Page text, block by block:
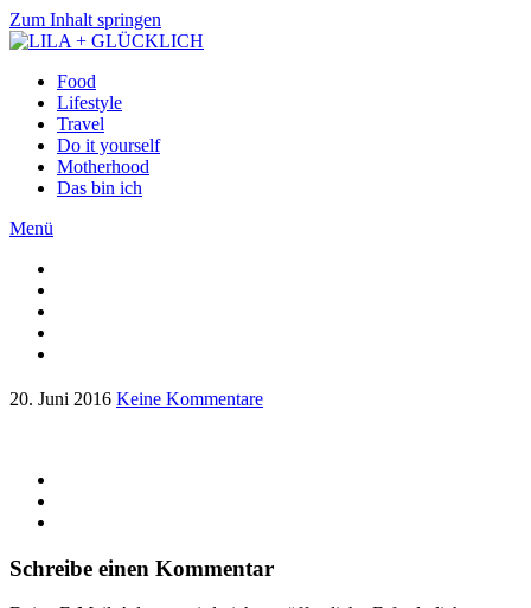
Zum Inhalt springen
Food
Lifestyle
Travel
Do it yourself
Motherhood
Das bin ich
Menü
20. Juni 2016 Keine Kommentare
Schreibe einen Kommentar